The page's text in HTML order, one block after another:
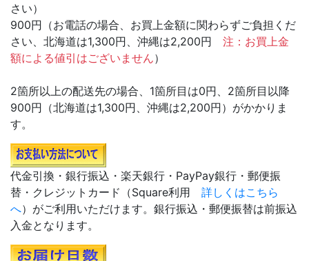
さい）
900円（お電話の場合、お買上金額に関わらずご負担くだ
さい、北海道は1,300円、沖縄は2,200円 注：お買上金
額による値引はございません）
2箇所以上の配送先の場合、1箇所目は0円、2箇所目以降
900円（北海道は1,300円、沖縄は2,200円）がかかりま
す。
代金引換・銀行振込・楽天銀行・PayPay銀行・郵便振
替・クレジットカード（Square利用 詳しくはこちら
へ）がご利用いただけます。銀行振込・郵便振替は前振込
入金となります。